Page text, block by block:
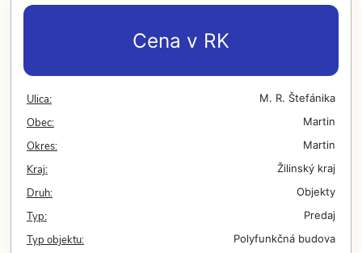
Cena v RK
Ulica: M. R. Štefánika
Obec: Martin
Okres: Martin
Kraj: Žilinský kraj
Druh: Objekty
Typ: Predaj
Typ objektu: Polyfunkčná budova